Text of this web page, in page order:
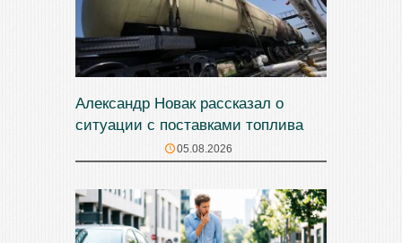
Александр Новак рассказал о
ситуации с поставками топлива
05.08.2026